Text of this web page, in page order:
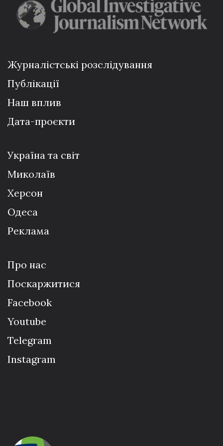
Журналістські розслідування
Публікації
Наш вплив
Дата-проєкти
Україна та світ
Миколаїв
Херсон
Одеса
Реклама
Про нас
Поскаржитися
Facebook
Youtube
Telegram
Instagram